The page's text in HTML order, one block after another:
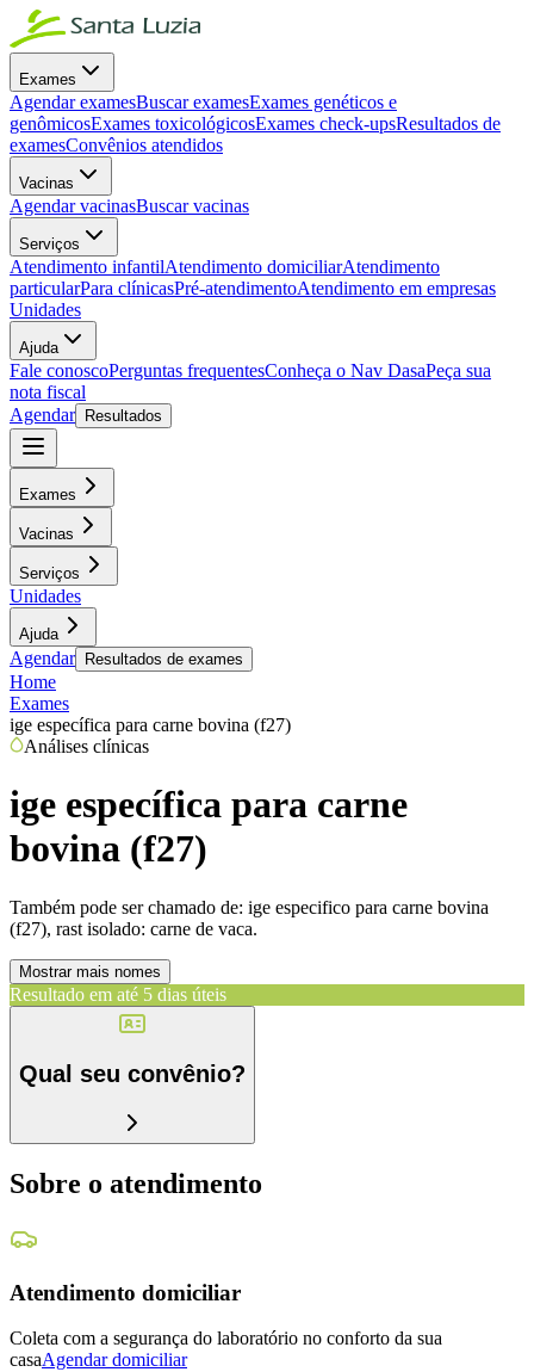
Exames
Agendar examesBuscar examesExames genéticos e
genômicosExames toxicológicosExames check-upsResultados de
examesConvênios atendidos
Vacinas
Agendar vacinasBuscar vacinas
Serviços
Atendimento infantilAtendimento domiciliarAtendimento
particularPara clínicasPré-atendimentoAtendimento em empresas
Unidades
Ajuda
Fale conoscoPerguntas frequentesConheça o Nav DasaPeça sua
nota fiscal
Agendar
Resultados
Exames
Vacinas
Serviços
Unidades
Ajuda
Agendar Resultados de exames
Home
Exames
ige específica para carne bovina (f27)
Análises clínicas
ige específica para carne
bovina (f27)
Também pode ser chamado de: ige especifico para carne bovina
(f27), rast isolado: carne de vaca.
Mostrar mais nomes
Resultado em até 5 dias úteis
Qual seu convênio?
Sobre o atendimento
Atendimento domiciliar
Coleta com a segurança do laboratório no conforto da sua
casaAgendar domiciliar